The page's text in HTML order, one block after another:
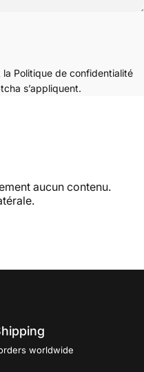
la Politique de confidentialité
s’appliquent.
aucun contenu.
worldwide